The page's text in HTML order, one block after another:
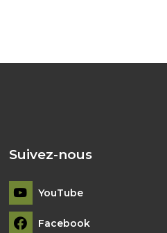
Suivez-nous
YouTube
Facebook